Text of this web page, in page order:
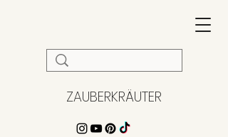
ZAUBERKRÄUTER